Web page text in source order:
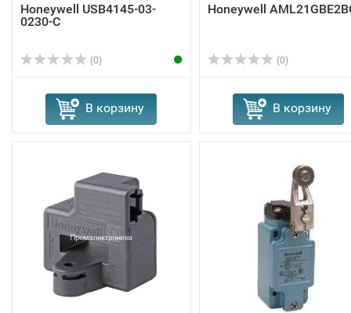
Honeywell USB4145-03-
0230-C
(0)
В корзину
Honeywell
(0)
В корзину